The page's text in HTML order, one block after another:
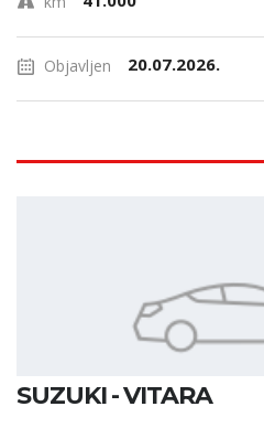
Objavljen 20.07.2026.
SUZUKI - VITARA